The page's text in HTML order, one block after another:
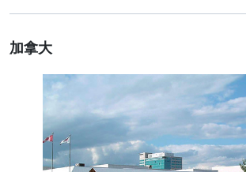
加拿大